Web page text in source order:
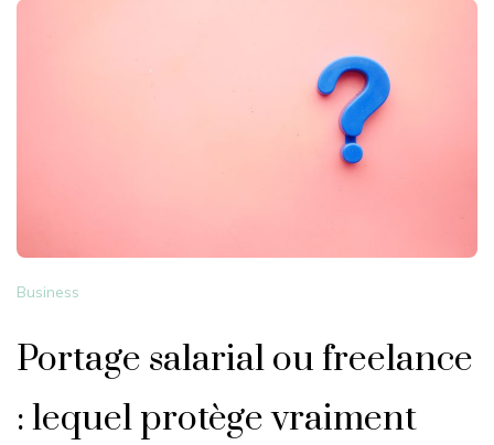
Business
Portage salarial ou freelance
: lequel protège vraiment